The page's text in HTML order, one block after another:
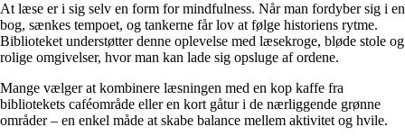
At læse er i sig selv en form for mindfulness. Når man fordyber sig i en
bog, sænkes tempoet, og tankerne får lov at følge historiens rytme.
Biblioteket understøtter denne oplevelse med læsekroge, bløde stole og
rolige omgivelser, hvor man kan lade sig opsluge af ordene.
Mange vælger at kombinere læsningen med en kop kaffe fra
bibliotekets caféområde eller en kort gåtur i de nærliggende grønne
områder – en enkel måde at skabe balance mellem aktivitet og hvile.